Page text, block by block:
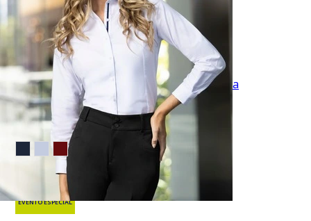
$51.95
TU TERCERA PRENDA GRATIS
VISTA RAPIDA
Camiseta cuello v lisa manga corta negra
EVENTO ESPECIAL